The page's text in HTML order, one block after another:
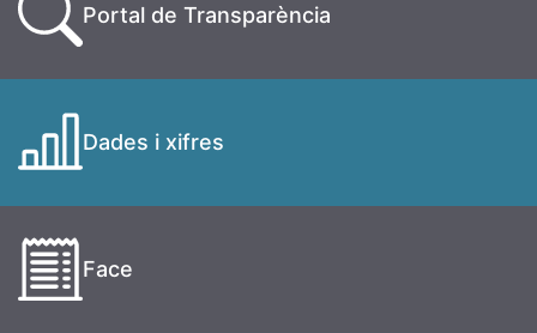
Portal de Transparència
Dades i xifres
Face